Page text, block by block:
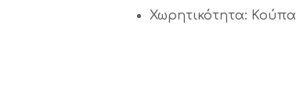
Χωρητικότητα: